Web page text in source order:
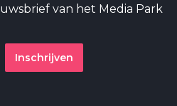
van het Media Park
Inschrijven